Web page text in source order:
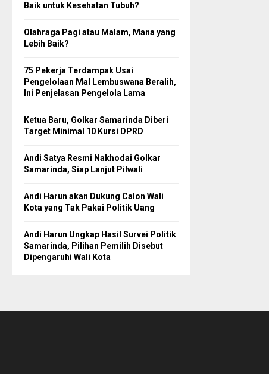
Baik untuk Kesehatan Tubuh?
Olahraga Pagi atau Malam, Mana yang
Lebih Baik?
75 Pekerja Terdampak Usai
Pengelolaan Mal Lembuswana Beralih,
Ini Penjelasan Pengelola Lama
Ketua Baru, Golkar Samarinda Diberi
Target Minimal 10 Kursi DPRD
Andi Satya Resmi Nakhodai Golkar
Samarinda, Siap Lanjut Pilwali
Andi Harun akan Dukung Calon Wali
Kota yang Tak Pakai Politik Uang
Andi Harun Ungkap Hasil Survei Politik
Samarinda, Pilihan Pemilih Disebut
Dipengaruhi Wali Kota